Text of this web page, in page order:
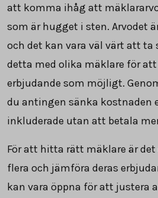
att komma ihåg att
som är hugget i sten. Arvodet
och det kan vara väl värt att
detta med olika mäklare för
erbjudande som möjligt.
du antingen sänka kostnaden
inkluderade utan att betala
För att hitta rätt mäklare är
flera och jämföra deras
kan vara öppna för att justera